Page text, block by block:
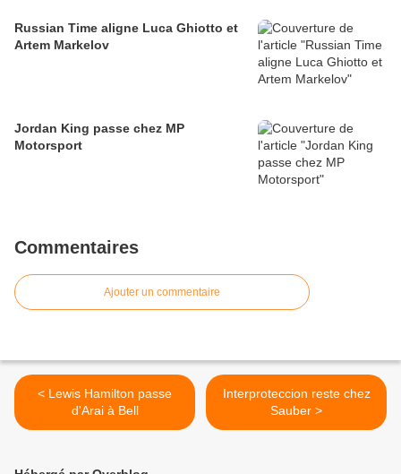
Russian Time aligne Luca Ghiotto et
Artem Markelov
Jordan King passe chez MP
Motorsport
Commentaires
Ajouter un commentaire
< Lewis Hamilton passe
d'Arai à Bell
Interproteccion reste chez
Sauber >